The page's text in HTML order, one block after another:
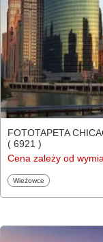
FOTOTAPETA
( 6921 )
Cena zależy od
Fototapety
Wieżowce